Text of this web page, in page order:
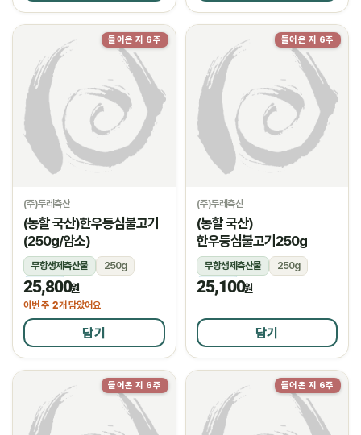
들어온 지 6주
(주)두레축산
(농할 국산)한우등심불고기
(250g/암소)
무항생제축산물
250g
냉장
25,800원
이번 주 2개 담았어요
담기
들어온 지 6주
(주)두레축산
(농할 국산)
한우등심불고기250g
무항생제축산물
250g
냉장
25,100원
담기
들어온 지 6주 들어온 지 6주